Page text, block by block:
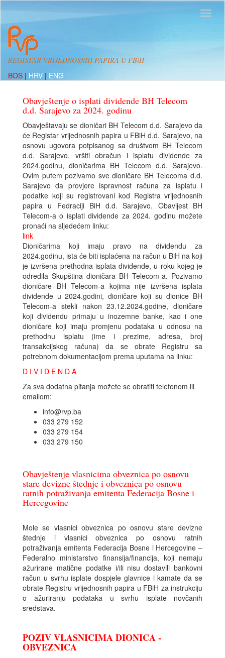
REGISTAR VRIJEDNOSNIH PAPIRA U FBiH
BOS | HRV | ENG
Obavještenje o isplati dividende BH Telecom
d.d. Sarajevo za 2024. godinu
Obavještavaju se dioničari BH Telecom d.d. Sarajevo da
će Registar vrijednosnih papira u FBiH d.d. Sarajevo, na
osnovu ugovora potpisanog sa društvom BH Telecom
d.d. Sarajevo, vršiti obračun i isplatu dividende za
2024.godinu, dioničarima BH Telecom d.d. Sarajevo.
Ovim putem pozivamo sve dioničare BH Telecoma d.d.
Sarajevo da provjere ispravnost računa za isplatu i
podatke koji su registrovani kod Registra vrijednosnih
papira u Fedraciji BiH d.d. Sarajevo. Obavijest BH
Telecom-a o isplati dividende za 2024. godinu možete
pronaći na sljedećem linku:
link
Dioničarima koji imaju pravo na dividendu za
2024.godinu, ista će biti isplaćena na račun u BiH na koji
je izvršena prethodna isplata dividende, u roku kojeg je
odredila Skupština dioničara BH Telecom-a. Pozivamo
dioničare BH Telecom-a kojima nije izvršena isplata
dividende u 2024.godini, dioničare koji su dionice BH
Telecom-a stekli nakon 23.12.2024.godine, dioničare
koji dividendu primaju u inozemne banke, kao i one
dioničare koji imaju promjenu podataka u odnosu na
prethodnu isplatu (ime i prezime, adresa, broj
transakcijskog računa) da se obrate Registru sa
potrebnom dokumentacijom prema uputama na linku:
D I V I D E N D A
Za sva dodatna pitanja možete se obratiti telefonom ili
emailom:
info@rvp.ba
033 279 152
033 279 154
033 279 150
Obavještenje vlasnicima obveznica po osnovu
stare devizne štednje i obveznica po osnovu
ratnih potraživanja emitenta Federacija Bosne i
Hercegovine
Mole se vlasnici obveznica po osnovu stare devizne
štednje i vlasnici obveznica po osnovu ratnih
potraživanja emitenta Federacija Bosne i Hercegovine –
Federalno ministarstvo finansija/financija, koji nemaju
ažurirane matične podatke i/ili nisu dostavili bankovni
račun u svrhu isplate dospjele glavnice i kamate da se
obrate Registru vrijednosnih papira u FBiH za instrukciju
o ažuriranju podataka u svrhu isplate novčanih
sredstava.
POZIV VLASNICIMA DIONICA -
OBVEZNICA